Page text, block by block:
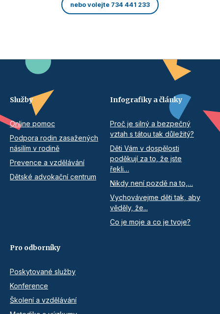
nebo volejte 734 441 233
Služby
Online pomoc
Podpora rodin zasažených
násilím v rodině
Prevence a vzdělávání
Dětské advokační centrum
Infografiky a články
Proč je silný a bezpečný
vztah s tátou tak důležitý?
Děti Vám v dospělosti
poděkují za to, že jste
řekli…
Nikdy není pozdě na to,…
Vychovávejme děti tak, aby
věděly, že...
Co je moje a co je tvoje?
Pro odborníky
Poskytované služby
Konference
Školení a vzdělávání